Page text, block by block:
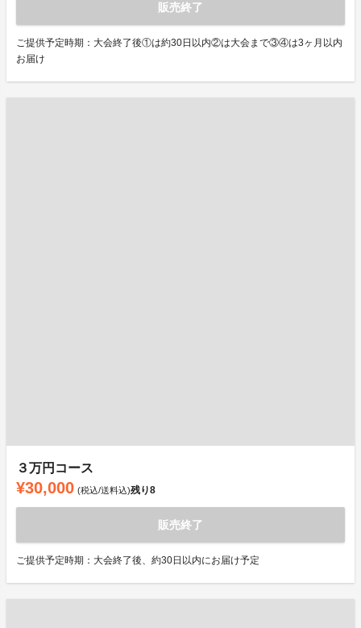
販売終了
ご提供予定時期：大会終了後①は約30日以内②は大会まで③④は3ヶ月以内
お届け
３万円コース
¥30,000 (税込/送料込)残り8
販売終了
ご提供予定時期：大会終了後、約30日以内にお届け予定